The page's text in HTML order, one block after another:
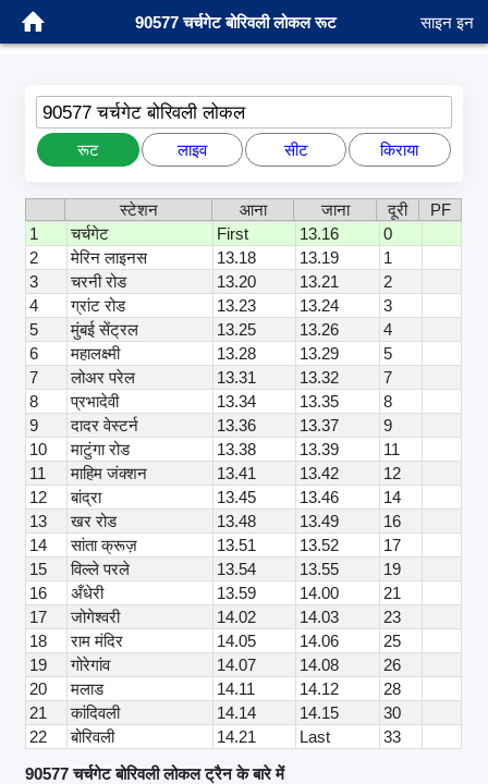
90577 चर्चगेट बोरिवली लोकल रूट साइन इन
90577 चर्चगेट बोरिवली लोकल
रूट लाइव सीट किराया
स्टेशन आना जाना दूरी
PF
1
चर्चगेट First 13.16
0
2
मेरिन लाइनस 13.18 13.19
1
3
चरनी रोड 13.20 13.21
2
4
ग्रांट रोड 13.23 13.24
3
5
मुंबई सेंट्रल 13.25 13.26
4
6
महालक्ष्मी 13.28 13.29
5
7
लोअर परेल 13.31 13.32
7
8
प्रभादेवी 13.34 13.35
8
9
दादर वेस्टर्न 13.36 13.37
9
10
माटुंगा रोड 13.38 13.39
11
11
माहिम जंक्शन 13.41 13.42
12
12
बांद्रा 13.45 13.46
14
13
खर रोड 13.48 13.49
16
14
सांता क्रूज़ 13.51 13.52
17
15
विल्ले परले 13.54 13.55
19
16
अँधेरी 13.59 14.00
21
17
जोगेश्वरी 14.02 14.03
23
18
राम मंदिर 14.05 14.06
25
19
गोरेगांव 14.07 14.08
26
20
मलाड 14.11 14.12
28
21
कांदिवली 14.14 14.15
30
22
बोरिवली 14.21 Last
33
90577 चर्चगेट बोरिवली लोकल ट्रैन के बारे में